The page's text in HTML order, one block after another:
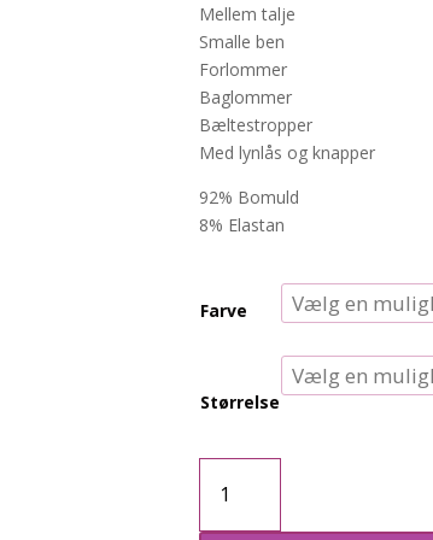
Mellem talje
Smalle ben
Forlommer
Baglommer
Bæltestropper
Med lynlås og knapper
92% Bomuld
8% Elastan
Farve
Størrelse
skinny